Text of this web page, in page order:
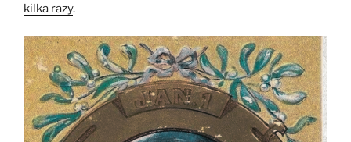
kilka razy.